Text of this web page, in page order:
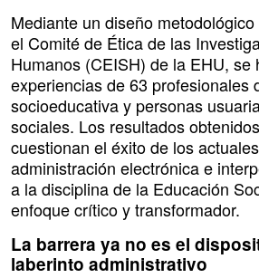
Mediante un diseño
el Comité de Ética de las
Humanos (CEISH) de la EHU, se
experiencias de 63 profesionales
socioeducativa y personas
sociales. Los resultados
cuestionan el éxito de los
administración electrónica e
a la disciplina de la Educación
enfoque crítico y transformador.
La barrera ya no es el
laberinto administrativo